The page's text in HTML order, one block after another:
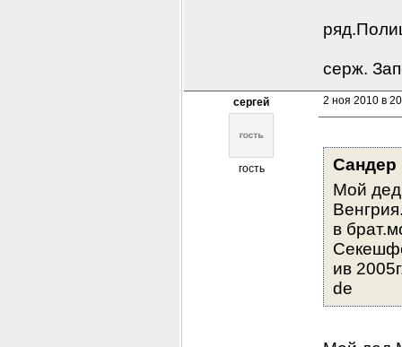
серж.
сергей
гость
2 ноя 2010 в
Сандер
Мой дед
в
ив
de